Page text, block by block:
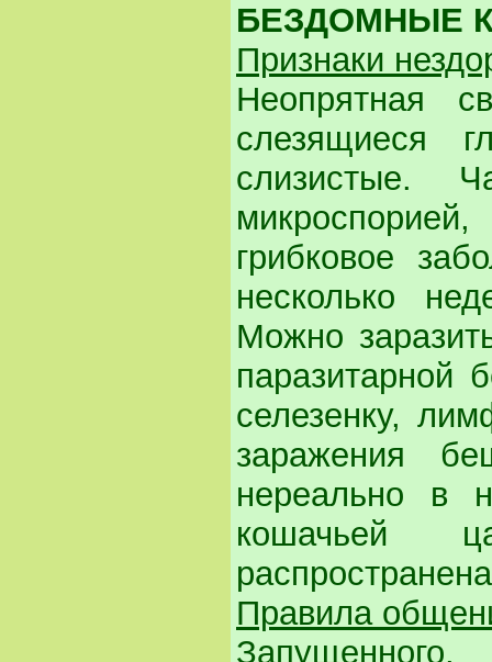
БЕЗДОМНЫЕ
Признаки
Неопрятная
слезящиеся
слизистые.
грибковое
несколько
Можно
паразитарной
селезенку,
заражения
нереально в
кошачьей
Правила